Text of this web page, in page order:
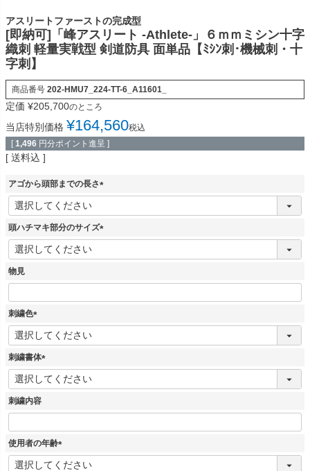
アスリートファーストの完成型
[即納可]「峰アスリート -Athlete-」６ｍｍミシン十字
織刺 軽量実戦型 剣道防具 面単品【ﾐｼﾝ刺･機械刺・十
字刺】
商品番号 202-HMU7_224-TT-6_A11601_
定価 ¥205,700のところ
当店特別価格 ¥164,560税込
[ 1,496 円分ポイント進呈 ]
送料込
アゴから頭部までの長さ
(
須
頭ハチマキ部分のサイズ
(
物見
刺繍色
(
必
須
刺繍書体
(
必
刺繍内容
使用者の年齢
(